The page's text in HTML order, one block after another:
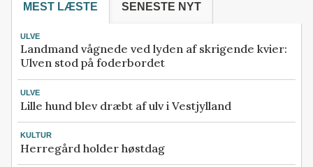
MEST LÆSTE SENESTE NYT
ULVE
Landmand vågnede ved lyden af skrigende kvier:
Ulven stod på foderbordet
ULVE
Lille hund blev dræbt af ulv i Vestjylland
KULTUR
Herregård holder høstdag